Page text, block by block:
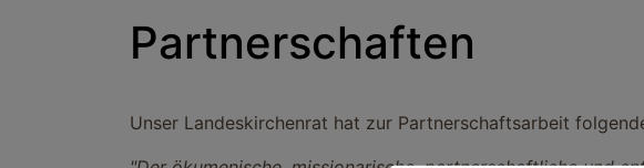
Partnerschaften
Unser Landeskirchenrat hat zur Partnerschaftsarbeit